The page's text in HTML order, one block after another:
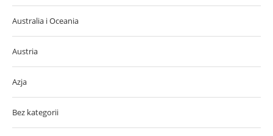
Australia i Oceania
Austria
Azja
Bez kategorii